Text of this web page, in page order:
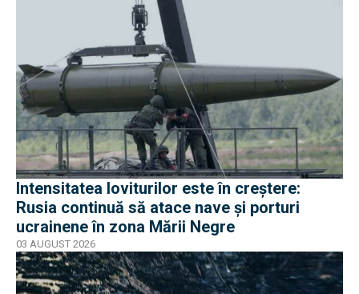
Intensitatea loviturilor este în creștere:
Rusia continuă să atace nave și porturi
ucrainene în zona Mării Negre
03 AUGUST 2026